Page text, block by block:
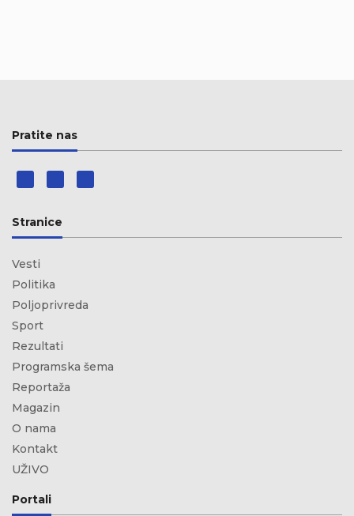
Pratite nas
Stranice
Vesti
Politika
Poljoprivreda
Sport
Rezultati
Programska šema
Reportaža
Magazin
O nama
Kontakt
UŽIVO
Portali